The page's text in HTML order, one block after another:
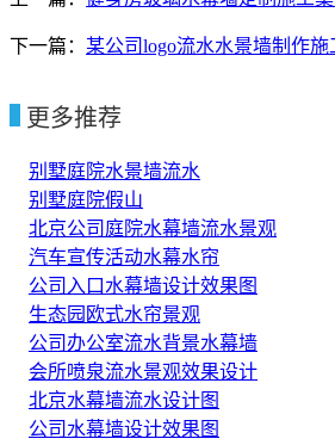
下一篇： 某公司logo流水水景墙制作施
更多推荐
别墅庭院水景墙流水
别墅庭院假山
北京公司庭院水幕墙流水景观
汽车宣传活动水幕水帘
公司入口水幕墙设计效果图
生态园欧式水帘景观
公司办公室流水背景水幕墙
会所喷泉流水景观效果设计
北京水幕墙流水设计图
公司水幕墙设计效果图